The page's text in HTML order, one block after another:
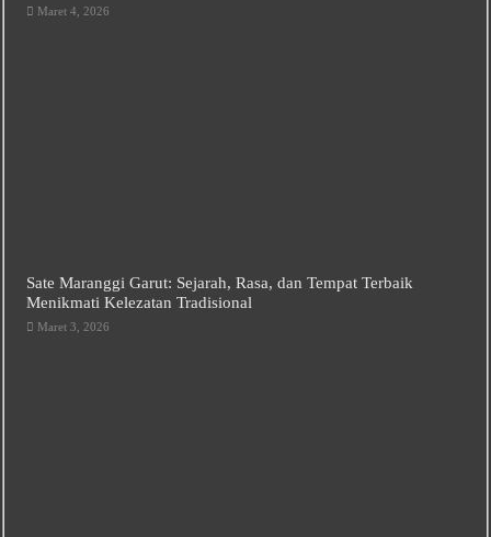
Maret 4, 2026
Sate Maranggi Garut: Sejarah, Rasa, dan Tempat Terbaik
Menikmati Kelezatan Tradisional
Maret 3, 2026